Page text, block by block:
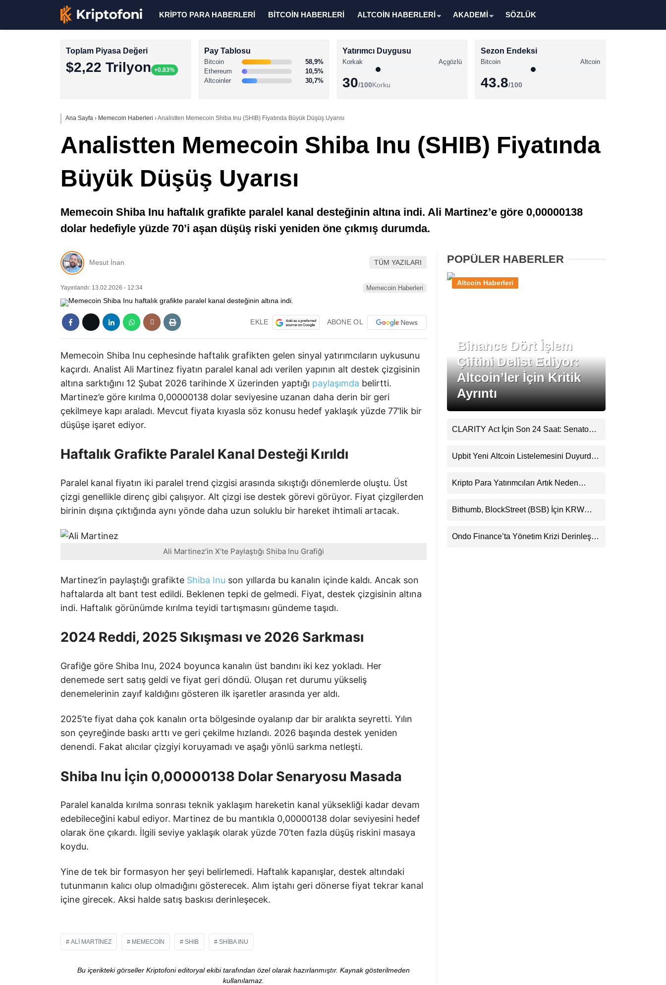
Altcoin Haberleri
KRİPTO PARA HABERLERİ BİTCOİN HABERLERİ ALTCOİN HABERLERİ AKADEMİ SÖZLÜK
Toplam Piyasa Değeri
$2,22 Trilyon +0.83%
Pay Tablosu
Bitcoin
58,9%
Ethereum
10,5%
Altcoinler
30,7%
Yatırımcı Duygusu
Korkak Açgözlü
30/100Korku
Sezon Endeksi
Bitcoin Altcoin
43.8/100
Ana Sayfa › Memecoin Haberleri ›Analistten Memecoin Shiba Inu (SHIB) Fiyatında Büyük Düşüş Uyarısı
Analistten Memecoin Shiba Inu (SHIB) Fiyatında
Büyük Düşüş Uyarısı
Memecoin Shiba Inu haftalık grafikte paralel kanal desteğinin altına indi. Ali Martinez’e göre 0,00000138
dolar hedefiyle yüzde 70’i aşan düşüş riski yeniden öne çıkmış durumda.
Mesut İnan TÜM YAZILARI
Yayınlandı: 13.02.2026 - 12:34 Memecoin Haberleri
EKLE ABONE OL
Memecoin Shiba Inu cephesinde haftalık grafikten gelen sinyal yatırımcıların uykusunu
kaçırdı. Analist Ali Martinez fiyatın paralel kanal adı verilen yapının alt destek çizgisinin
altına sarktığını 12 Şubat 2026 tarihinde X üzerinden yaptığı paylaşımda belirtti.
Martinez’e göre kırılma 0,00000138 dolar seviyesine uzanan daha derin bir geri
çekilmeye kapı araladı. Mevcut fiyata kıyasla söz konusu hedef yaklaşık yüzde 77’lik bir
düşüşe işaret ediyor.
Haftalık Grafikte Paralel Kanal Desteği Kırıldı
Paralel kanal fiyatın iki paralel trend çizgisi arasında sıkıştığı dönemlerde oluştu. Üst
çizgi genellikle direnç gibi çalışıyor. Alt çizgi ise destek görevi görüyor. Fiyat çizgilerden
birinin dışına çıktığında aynı yönde daha uzun soluklu bir hareket ihtimali artacak.
Ali Martinez’in X’te Paylaştığı Shiba Inu Grafiği
Martinez’in paylaştığı grafikte Shiba Inu son yıllarda bu kanalın içinde kaldı. Ancak son
haftalarda alt bant test edildi. Beklenen tepki de gelmedi. Fiyat, destek çizgisinin altına
indi. Haftalık görünümde kırılma teyidi tartışmasını gündeme taşıdı.
2024 Reddi, 2025 Sıkışması ve 2026 Sarkması
Grafiğe göre Shiba Inu, 2024 boyunca kanalın üst bandını iki kez yokladı. Her
denemede sert satış geldi ve fiyat geri döndü. Oluşan ret durumu yükseliş
denemelerinin zayıf kaldığını gösteren ilk işaretler arasında yer aldı.
2025’te fiyat daha çok kanalın orta bölgesinde oyalanıp dar bir aralıkta seyretti. Yılın
son çeyreğinde baskı arttı ve geri çekilme hızlandı. 2026 başında destek yeniden
denendi. Fakat alıcılar çizgiyi koruyamadı ve aşağı yönlü sarkma netleşti.
Shiba Inu İçin 0,00000138 Dolar Senaryosu Masada
Paralel kanalda kırılma sonrası teknik yaklaşım hareketin kanal yüksekliği kadar devam
edebileceğini kabul ediyor. Martinez de bu mantıkla 0,00000138 dolar seviyesini hedef
olarak öne çıkardı. İlgili seviye yaklaşık olarak yüzde 70’ten fazla düşüş riskini masaya
koydu.
Yine de tek bir formasyon her şeyi belirlemedi. Haftalık kapanışlar, destek altındaki
tutunmanın kalıcı olup olmadığını gösterecek. Alım iştahı geri dönerse fiyat tekrar kanal
içine girecek. Aksi halde satış baskısı derinleşecek.
ALI MARTINEZ MEMECOIN SHIB SHIBA INU
Bu içerikteki görseller Kriptofoni editoryal ekibi tarafından özel olarak hazırlanmıştır. Kaynak gösterilmeden
kullanılamaz.
POPÜLER HABERLER
Binance Dört İşlem
Çiftini Delist Ediyor:
Altcoin’ler İçin Kritik
Ayrıntı
Altcoin Haberleri
CLARITY Act İçin Son 24 Saat: Senato
Beklentisini Bozabilir
Upbit Yeni Altcoin Listelemesini Duyurdu:
Görecek
Kripto Para Yatırımcıları Artık Neden
Bithumb, BlockStreet (BSB) İçin KRW
Ondo Finance’ta Yönetim Krizi Derinleşti: